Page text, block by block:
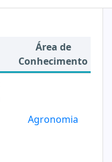
Área de
Conhecimento
Agronomia